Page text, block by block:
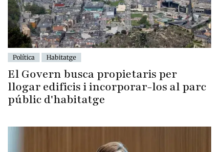
Política Habitatge
El Govern busca propietaris per
llogar edificis i incorporar-los al parc
públic d'habitatge